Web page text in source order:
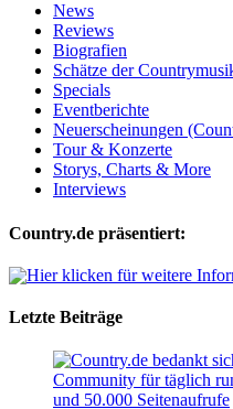
News
Reviews
Biografien
Schätze der
Specials
Eventberichte
Neuerscheinungen
Tour & Konzerte
Storys, Charts & More
Interviews
Country.de präsentiert:
Letzte Beiträge